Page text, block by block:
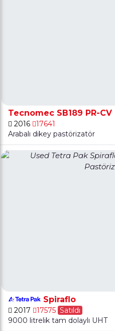
Tecnomec SB189 PR-CV
2016
17641
Arabalı dikey pastörizatör
Spiraflo
2017 17575 Satıldı
9000 litrelik tam dolaylı UHT